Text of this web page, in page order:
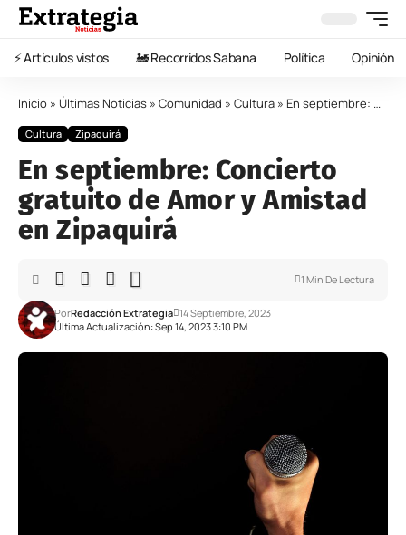
⚡️ Artículos vistos 🚂 Recorridos Sabana Política Opinión
Inicio » Últimas Noticias » Comunidad » Cultura » En septiembre: Concierto gratuito de Amor y Amistad en Zipaquirá
Cultura Zipaquirá
En septiembre: Concierto
gratuito de Amor y Amistad
en Zipaquirá
Última Actualización: Sep 14, 2023 3:10 PM
PorRedacción Extrategia 14 Septiembre, 2023
1 Min De Lectura